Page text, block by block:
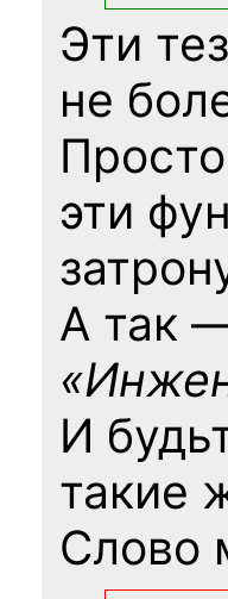
Эти
не
эти
А так
И
такие
Слово